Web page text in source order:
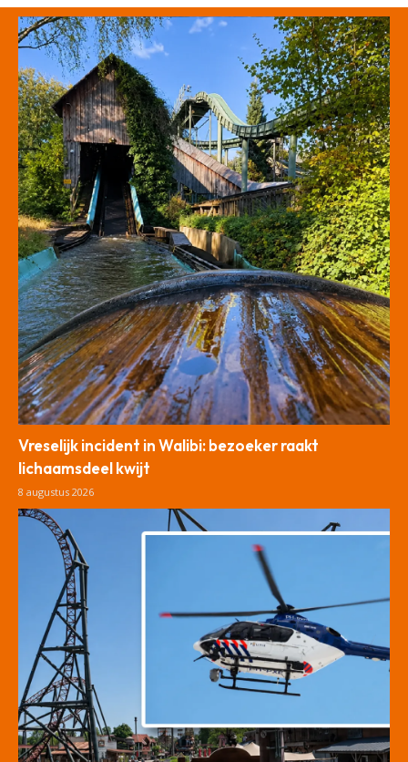
Vreselijk incident in Walibi: bezoeker raakt
lichaamsdeel kwijt
8 augustus 2026